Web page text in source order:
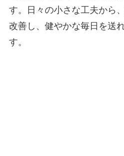
す。日々の小さな工夫から
改善し、健やかな毎日を送
す。